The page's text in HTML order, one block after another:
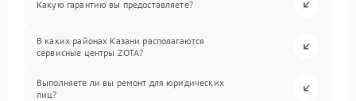
Какую гарантию вы предоставляете?
В каких районах Казани располагаются
сервисные центры ZOTA?
Выполняете ли вы ремонт для юридических
лиц?